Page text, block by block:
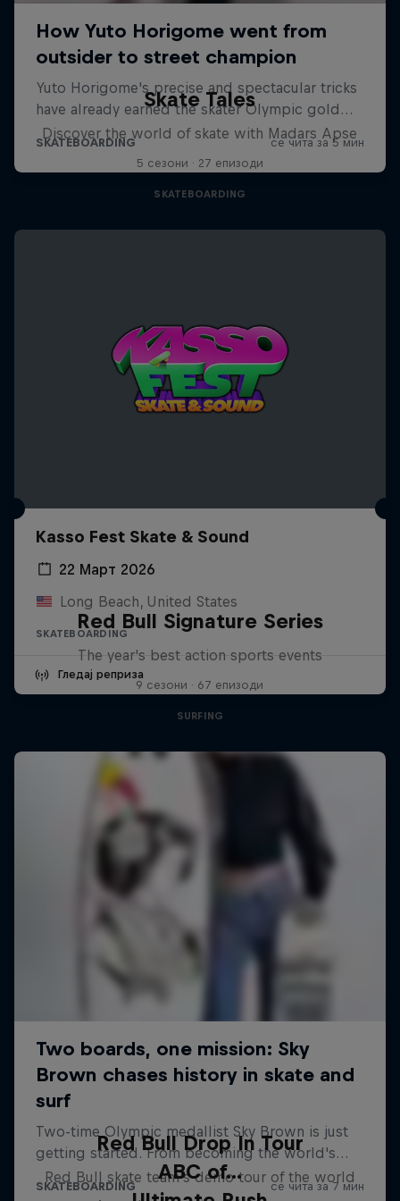
Skate Tales
Discover the world of skate with Madars Apse
5 сезони · 27 епизоди
SKATEBOARDING
Kasso Fest Skate & Sound
22 Март 2026
Long Beach, United States
SKATEBOARDING
Гледај реприза
Red Bull Signature Series
The year's best action sports events
9 сезони · 67 епизоди
SURFING
Red Bull Drop In Tour
Red Bull skate team's demo tour of the world
ABC of...